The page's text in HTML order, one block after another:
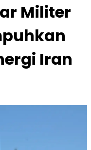
Militer
Iran